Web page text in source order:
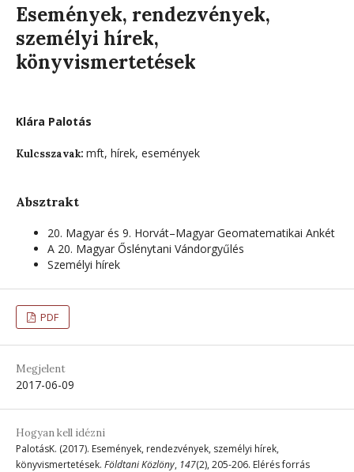
Események, rendezvények,
személyi hírek,
könyvismertetések
Klára Palotás
Kulcsszavak: mft, hírek, események
Absztrakt
20. Magyar és 9. Horvát–Magyar Geomatematikai Ankét
A 20. Magyar Őslénytani Vándorgyűlés
Személyi hírek
PDF
Megjelent
2017-06-09
Hogyan kell idézni
PalotásK. (2017). Események, rendezvények, személyi hírek,
könyvismertetések. Földtani Közlöny, 147(2), 205-206. Elérés forrás